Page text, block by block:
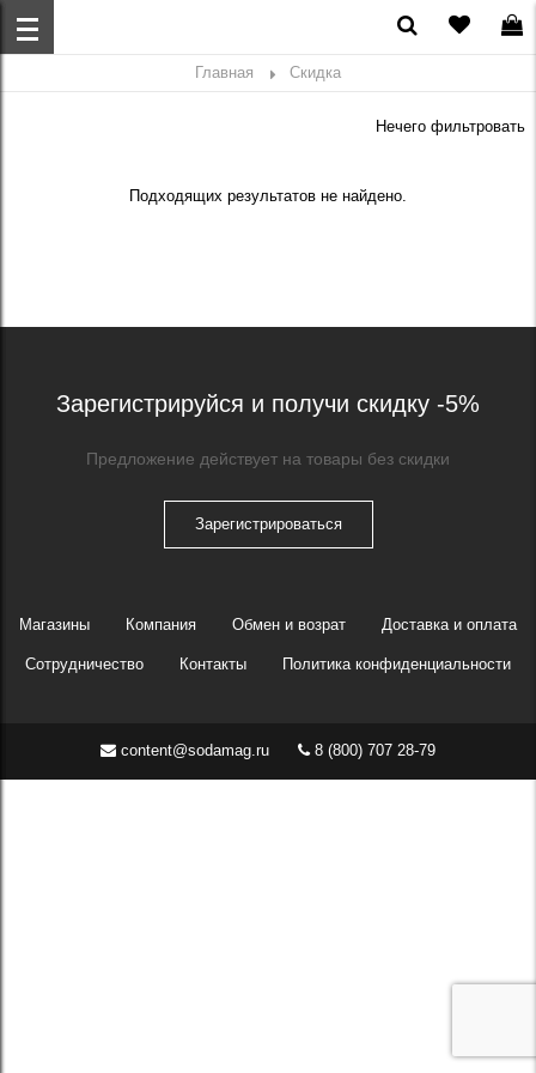
Главная Скидка
Нечего фильтровать
Подходящих результатов не найдено.
Зарегистрируйся и получи скидку -5%
Предложение действует на товары без скидки
Зарегистрироваться
Магазины Компания Обмен и возрат Доставка и оплата
Сотрудничество Контакты Политика конфиденциальности
content@sodamag.ru 8 (800) 707 28-79